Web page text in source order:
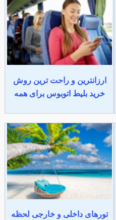
ارزانترین و راحت ترین روش
خرید بلیط اتوبوس برای همه
تورهای داخلی و خارجی لحظه